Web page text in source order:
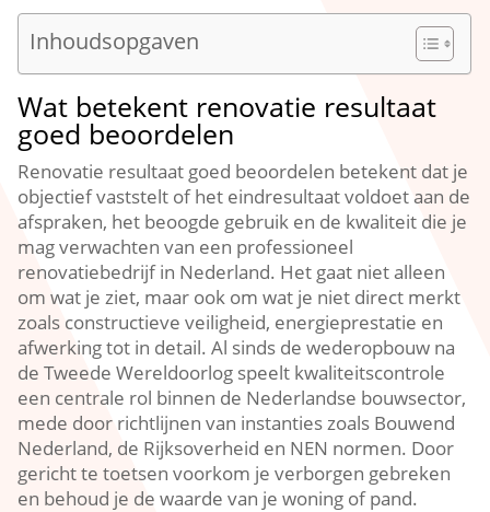
Inhoudsopgaven
Wat betekent renovatie resultaat
goed beoordelen
Renovatie resultaat goed beoordelen betekent dat je
objectief vaststelt of het eindresultaat voldoet aan de
afspraken, het beoogde gebruik en de kwaliteit die je
mag verwachten van een professioneel
renovatiebedrijf in Nederland.​ Het gaat niet alleen
om wat je ziet, maar ook om wat je niet direct merkt
zoals constructieve veiligheid, energieprestatie en
afwerking tot in detail.​ Al sinds de wederopbouw na
de Tweede Wereldoorlog speelt kwaliteitscontrole
een centrale rol binnen de Nederlandse bouwsector,
mede door richtlijnen van instanties zoals Bouwend
Nederland, de Rijksoverheid en NEN normen.​ Door
gericht te toetsen voorkom je verborgen gebreken
en behoud je de waarde van je woning of pand.​